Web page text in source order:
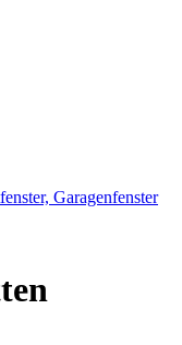
Garagenfenster